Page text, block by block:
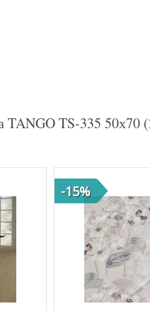
TANGO TS-335 50х70
-15%